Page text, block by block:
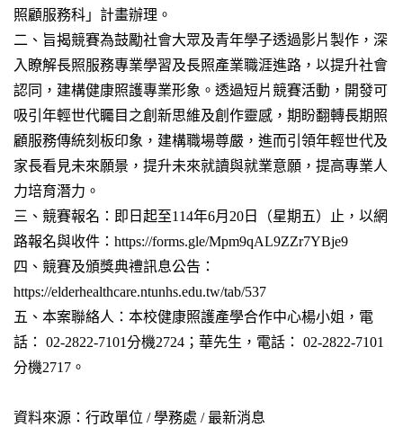
照顧服務科」計畫辦理。
二、旨揭競賽為鼓勵社會大眾及青年學子透過影片製作，深
入瞭解長照服務專業學習及長照產業職涯進路，以提升社會
認同，建構健康照護專業形象。透過短片競賽活動，開發可
吸引年輕世代矚目之創新思維及創作靈感，期盼翻轉長期照
顧服務傳統刻板印象，建構職場尊嚴，進而引領年輕世代及
家長看見未來願景，提升未來就讀與就業意願，提高專業人
力培育潛力。
三、競賽報名：即日起至114年6月20日（星期五）止，以網
路報名與收件：https://forms.gle/Mpm9qAL9ZZr7YBje9
四、競賽及頒獎典禮訊息公告：
https://elderhealthcare.ntunhs.edu.tw/tab/537
五、本案聯絡人：本校健康照護產學合作中心楊小姐，電
話： 02-2822-7101分機2724；華先生，電話： 02-2822-7101
分機2717。
資料來源：行政單位 / 學務處 / 最新消息